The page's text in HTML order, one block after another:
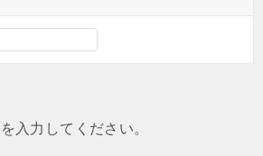
入力してください。